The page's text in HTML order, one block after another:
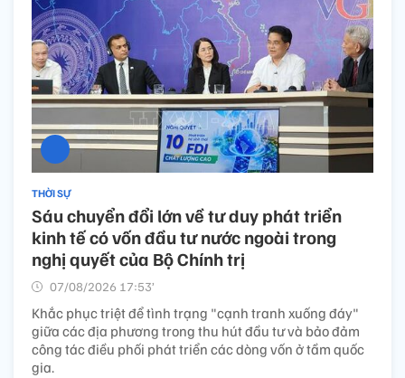
THỜI SỰ
Sáu chuyển đổi lớn về tư duy phát triển
kinh tế có vốn đầu tư nước ngoài trong
nghị quyết của Bộ Chính trị
07/08/2026 17:53’
Khắc phục triệt để tình trạng "cạnh tranh xuống đáy"
giữa các địa phương trong thu hút đầu tư và bảo đảm
công tác điều phối phát triển các dòng vốn ở tầm quốc
gia.